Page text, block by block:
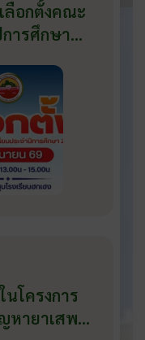
ลือกตั้งคณะ
ารศึกษา
นโรงเรียน
นโครงการ
หายาเสพ